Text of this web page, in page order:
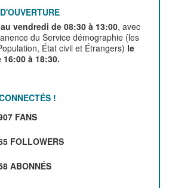
vendredi de 08:30 à 13:00, avec
du Service démographie (les
État civil et Étrangers) le
16:00 à 18:30.
!
FANS
FOLLOWERS
ABONNÉS